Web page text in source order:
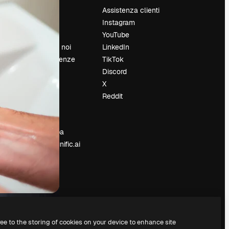
Prezzi
Chi siamo
Recensioni
Lavora con noi
Cerca tendenze
contenuti
Sala stampa
Cerchi magnific.ai
Assistenza clienti
Instagram
YouTube
LinkedIn
TikTok
Discord
X
Reddit
to the storing of cookies on your device to enhance site